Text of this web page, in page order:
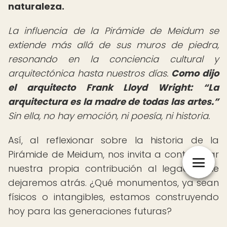
naturaleza.
La influencia de la Pirámide de Meidum se
extiende más allá de sus muros de piedra,
resonando en la conciencia cultural y
arquitectónica hasta nuestros días. Como dijo
el arquitecto Frank Lloyd Wright:
La
arquitectura es la madre de todas las artes.
Sin ella, no hay emoción, ni poesía, ni historia.
Así, al reflexionar sobre la historia de la
Pirámide de Meidum, nos invita a contemplar
nuestra propia contribución al legado que
dejaremos atrás. ¿Qué monumentos, ya sean
físicos o intangibles, estamos construyendo
hoy para las generaciones futuras?